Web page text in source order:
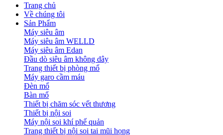
Trang chủ
Về chúng tôi
Sản Phẩm
Máy siêu âm
Máy siêu âm WELLD
Máy siêu âm Edan
Đầu dò siêu âm không dây
Trang thiết bị phòng mổ
Máy garo cầm máu
Đèn mổ
Bàn mổ
Thiết bị chăm sóc vết thương
Thiết bị nội soi
Máy nội soi khí phế quản
Trang thiết bị nội soi tai mũi họng